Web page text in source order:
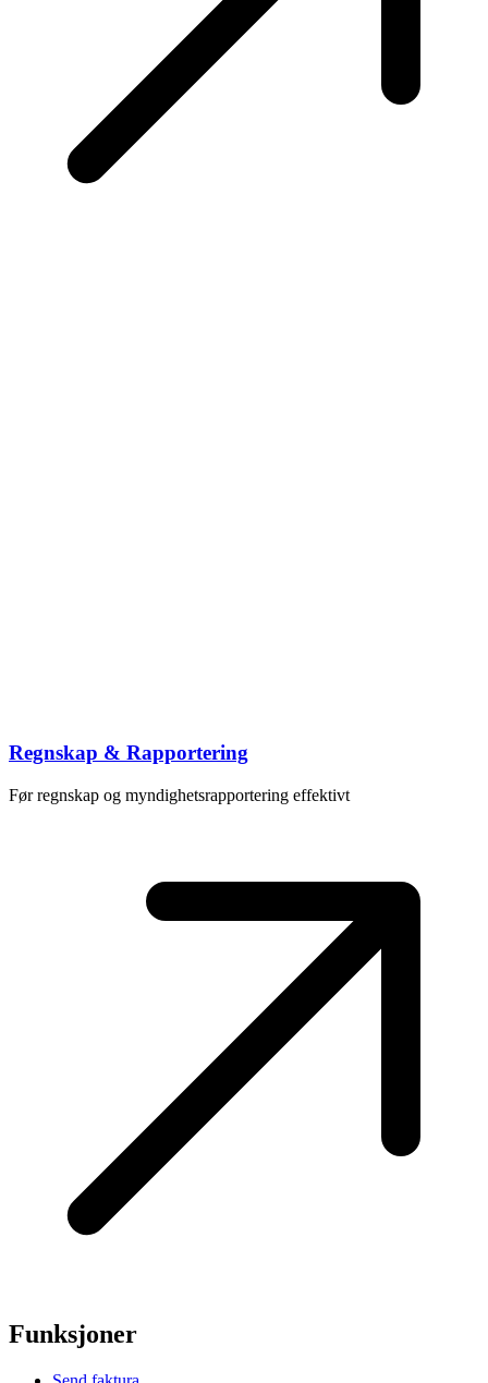
Regnskap & Rapportering
Før regnskap og myndighetsrapportering effektivt
Funksjoner